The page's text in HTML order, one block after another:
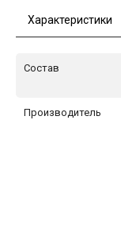
Характеристики
Состав
Производитель